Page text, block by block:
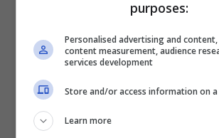
tutto quello che
sappiamo
purposes:
Personalised advertising and
content measurement, audience
services development
Store and/or access information on a
Learn more